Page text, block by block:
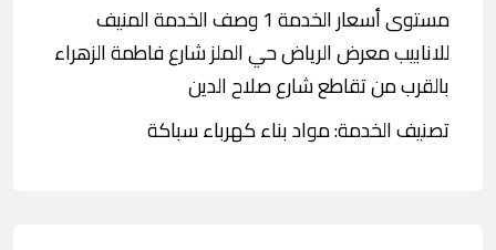
مستوى أسعار الخدمة 1 وصف الخدمة المنيف
للانابيب معرض الرياض حي الملز شارع فاطمة الزهراء
بالقرب من تقاطع شارع صلاح الدين
تصنيف الخدمة: مواد بناء كهرباء سباكة